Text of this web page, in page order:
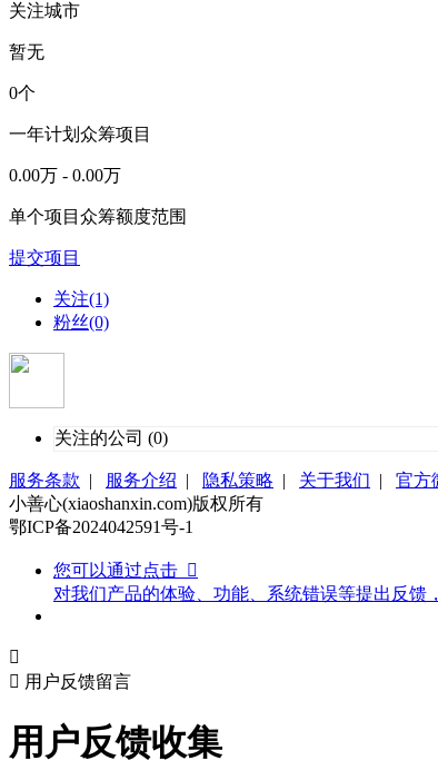
关注城市
暂无
0个
一年计划众筹项目
0.00万 - 0.00万
单个项目众筹额度范围
提交项目
关注(1)
粉丝(0)
关注的公司 (0)
服务条款 | 服务介绍 | 隐私策略 | 关于我们 | 官方
小善心(xiaoshanxin.com)版权所有
鄂ICP备2024042591号-1
您可以通过点击 
对我们产品的体验、功能、系统错误等提出反馈

 用户反馈留言
用户反馈收集